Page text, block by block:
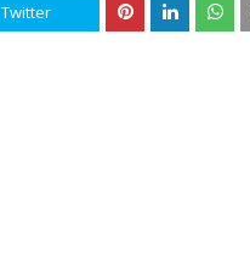
Twitter